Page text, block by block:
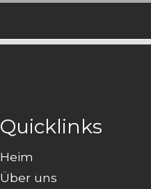
Quicklinks
Heim
Über uns